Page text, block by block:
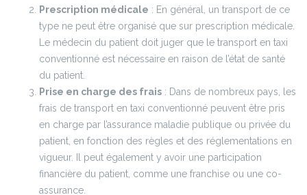
Prescription médicale : En général, un transport de ce
type ne peut être organisé que sur prescription médicale.
Le médecin du patient doit juger que le transport en taxi
conventionné est nécessaire en raison de l’état de santé
du patient.
Prise en charge des frais : Dans de nombreux pays, les
frais de transport en taxi conventionné peuvent être pris
en charge par l’assurance maladie publique ou privée du
patient, en fonction des règles et des réglementations en
vigueur. Il peut également y avoir une participation
financière du patient, comme une franchise ou une co-
assurance.